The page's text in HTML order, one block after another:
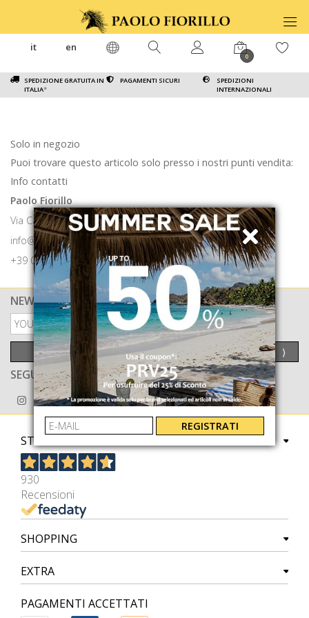
SPEDIZIONE GRATUITA IN
ITALIA*
PAGAMENTI SICURI
SPEDIZIONI
INTERNAZIONALI
it en
0
Solo in negozio
Puoi trovare questo articolo solo presso i nostri punti vendita:
Info contatti
Paolo Fiorillo
Via Calabritto 9 80121 Napoli
info@paolofiorillo.com
+39 081 1857 6024
NEWSLETTER
PRIVACY POLICY
INVIA ⟩
SEGUICI ANCHE SU
STORE
930
Recensioni
SHOPPING
EXTRA
PAGAMENTI ACCETTATI
REGISTRATI